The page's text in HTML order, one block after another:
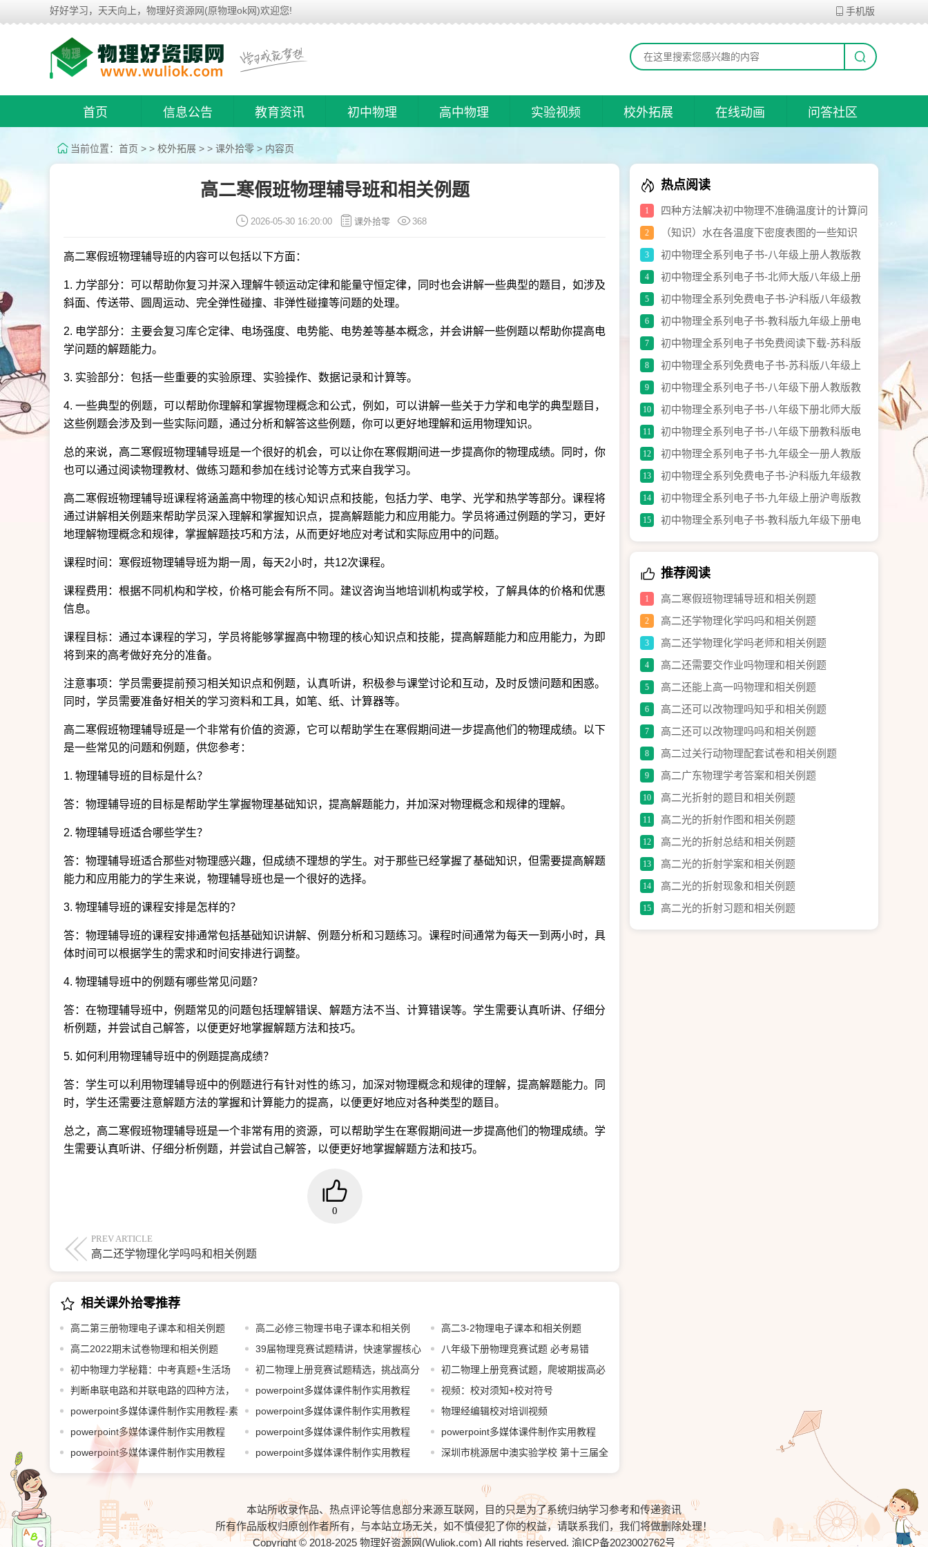
好好学习，天天向上，物理好资源网(原物理ok网)欢迎您! 手机版
首页 信息公告 教育资讯 初中物理 高中物理 实验视频 校外拓展 在线动画 问答社区
当前位置： 首页 > > 校外拓展 > > 课外拾零 > 内容页
高二寒假班物理辅导班和相关例题
2026-05-30 16:20:00 课外拾零 368
高二寒假班物理辅导班的内容可以包括以下方面：
1. 力学部分：可以帮助你复习并深入理解牛顿运动定律和能量守恒定律，同时也会讲解一些典型的题目，如涉及
斜面、传送带、圆周运动、完全弹性碰撞、非弹性碰撞等问题的处理。
2. 电学部分：主要会复习库仑定律、电场强度、电势能、电势差等基本概念，并会讲解一些例题以帮助你提高电
学问题的解题能力。
3. 实验部分：包括一些重要的实验原理、实验操作、数据记录和计算等。
4. 一些典型的例题，可以帮助你理解和掌握物理概念和公式，例如，可以讲解一些关于力学和电学的典型题目，
这些例题会涉及到一些实际问题，通过分析和解答这些例题，你可以更好地理解和运用物理知识。
总的来说，高二寒假班物理辅导班是一个很好的机会，可以让你在寒假期间进一步提高你的物理成绩。同时，你
也可以通过阅读物理教材、做练习题和参加在线讨论等方式来自我学习。
高二寒假班物理辅导班课程将涵盖高中物理的核心知识点和技能，包括力学、电学、光学和热学等部分。课程将
通过讲解相关例题来帮助学员深入理解和掌握知识点，提高解题能力和应用能力。学员将通过例题的学习，更好
地理解物理概念和规律，掌握解题技巧和方法，从而更好地应对考试和实际应用中的问题。
课程时间：寒假班物理辅导班为期一周，每天2小时，共12次课程。
课程费用：根据不同机构和学校，价格可能会有所不同。建议咨询当地培训机构或学校，了解具体的价格和优惠
信息。
课程目标：通过本课程的学习，学员将能够掌握高中物理的核心知识点和技能，提高解题能力和应用能力，为即
将到来的高考做好充分的准备。
注意事项：学员需要提前预习相关知识点和例题，认真听讲，积极参与课堂讨论和互动，及时反馈问题和困惑。
同时，学员需要准备好相关的学习资料和工具，如笔、纸、计算器等。
高二寒假班物理辅导班是一个非常有价值的资源，它可以帮助学生在寒假期间进一步提高他们的物理成绩。以下
是一些常见的问题和例题，供您参考：
1. 物理辅导班的目标是什么？
答：物理辅导班的目标是帮助学生掌握物理基础知识，提高解题能力，并加深对物理概念和规律的理解。
2. 物理辅导班适合哪些学生？
答：物理辅导班适合那些对物理感兴趣，但成绩不理想的学生。对于那些已经掌握了基础知识，但需要提高解题
能力和应用能力的学生来说，物理辅导班也是一个很好的选择。
3. 物理辅导班的课程安排是怎样的？
答：物理辅导班的课程安排通常包括基础知识讲解、例题分析和习题练习。课程时间通常为每天一到两小时，具
体时间可以根据学生的需求和时间安排进行调整。
4. 物理辅导班中的例题有哪些常见问题？
答：在物理辅导班中，例题常见的问题包括理解错误、解题方法不当、计算错误等。学生需要认真听讲、仔细分
析例题，并尝试自己解答，以便更好地掌握解题方法和技巧。
5. 如何利用物理辅导班中的例题提高成绩？
答：学生可以利用物理辅导班中的例题进行有针对性的练习，加深对物理概念和规律的理解，提高解题能力。同
时，学生还需要注意解题方法的掌握和计算能力的提高，以便更好地应对各种类型的题目。
总之，高二寒假班物理辅导班是一个非常有用的资源，可以帮助学生在寒假期间进一步提高他们的物理成绩。学
生需要认真听讲、仔细分析例题，并尝试自己解答，以便更好地掌握解题方法和技巧。
0
PREV ARTICLE
高二还学物理化学吗吗和相关例题
相关课外拾零推荐
高二第三册物理电子课本和相关例题 高二必修三物理书电子课本和相关例
高二3-2物理电子课本和相关例题
高二2022期末试卷物理和相关例题
39届物理竞赛试题精讲，快速掌握核心
八年级下册物理竞赛试题 必考易错
初中物理力学秘籍：中考真题+生活场
初二物理上册竞赛试题精选，挑战高分
初二物理上册竞赛试题，爬坡期拔高必
判断串联电路和并联电路的四种方法，
学起来！
powerpoint多媒体课件制作实用教程
5.1~5.4打包共享
视频：校对须知+校对符号
powerpoint多媒体课件制作实用教程-素
材和源文件
powerpoint多媒体课件制作实用教程
7.1.1~7.2打包共享
物理经编辑校对培训视频
powerpoint多媒体课件制作实用教程
3.1~3.4打包共享
powerpoint多媒体课件制作实用教程
4.1~4.2打包共享
powerpoint多媒体课件制作实用教程
6.1~6.4打包共享
powerpoint多媒体课件制作实用教程
1.3（1）~1.3（7）打包共享
powerpoint多媒体课件制作实用教程
2.1~2.3打包共享
深圳市桃源居中澳实验学校 第十三届全
国中学物理青年教师教学大赛 初中A组 初
三 《焦耳定律》 冷霞 (重庆）
热点阅读
1
四种方法解决初中物理不准确温度计的计算问
题
2 （知识）水在各温度下密度表图的一些知识
3
初中物理全系列电子书-八年级上册人教版教
材（修订版）.pdf
4
初中物理全系列电子书-北师大版八年级上册
电子书.pdf
5
初中物理全系列免费电子书-沪科版八年级教
材电子书.pdf
6
初中物理全系列电子书-教科版九年级上册电
子教材.pdf
7
初中物理全系列电子书免费阅读下载-苏科版
九年级上册.pdf
8
初中物理全系列免费电子书-苏科版八年级上
册教材电子书.pdf
9
初中物理全系列电子书-八年级下册人教版教
材（修订版）.pdf
10
初中物理全系列电子书-八年级下册北师大版
电子课本.pdf
11
初中物理全系列电子书-八年级下册教科版电
子教材.pdf
12
初中物理全系列电子书-九年级全一册人教版
教材（修订版）.pdf
13
初中物理全系列免费电子书-沪科版九年级教
材电子书.pdf
14
初中物理全系列电子书-九年级上册沪粤版教
材.pdf
15
初中物理全系列电子书-教科版九年级下册电
子书.pdf
推荐阅读
1 高二寒假班物理辅导班和相关例题
2 高二还学物理化学吗吗和相关例题
3 高二还学物理化学吗老师和相关例题
4 高二还需要交作业吗物理和相关例题
5 高二还能上高一吗物理和相关例题
6 高二还可以改物理吗知乎和相关例题
7 高二还可以改物理吗吗和相关例题
8 高二过关行动物理配套试卷和相关例题
9 高二广东物理学考答案和相关例题
10 高二光折射的题目和相关例题
11 高二光的折射作图和相关例题
12 高二光的折射总结和相关例题
13 高二光的折射学案和相关例题
14 高二光的折射现象和相关例题
15 高二光的折射习题和相关例题
本站所收录作品、热点评论等信息部分来源互联网，目的只是为了系统归纳学习参考和传递资讯
所有作品版权归原创作者所有，与本站立场无关，如不慎侵犯了你的权益，请联系我们，我们将做删除处理！
Copyright © 2018-2025 物理好资源网(Wuliok.com) All rights reserved. 渝ICP备2023002762号